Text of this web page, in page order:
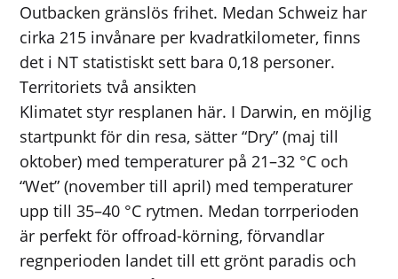
Outbacken gränslös frihet. Medan Schweiz har
cirka 215 invånare per kvadratkilometer, finns
det i NT statistiskt sett bara 0,18 personer.
Territoriets två ansikten
Klimatet styr resplanen här. I Darwin, en möjlig
startpunkt för din resa, sätter “Dry” (maj till
oktober) med temperaturer på 21–32 °C och
“Wet” (november till april) med temperaturer
upp till 35–40 °C rytmen. Medan torrperioden
är perfekt för offroad-körning, förvandlar
regnperioden landet till ett grönt paradis och